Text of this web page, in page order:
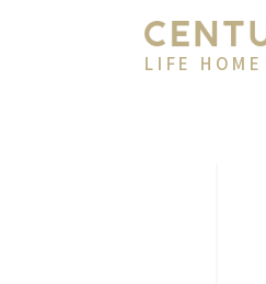
LIFE HOME